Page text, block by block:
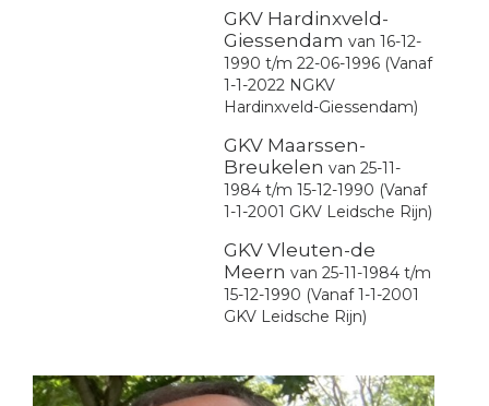
GKV Hardinxveld-
Giessendamvan 16-12-
1990 t/m 22-06-1996 (Vanaf
1-1-2022 NGKV
Hardinxveld-Giessendam)
GKV Maarssen-
Breukelenvan 25-11-
1984 t/m 15-12-1990 (Vanaf
1-1-2001 GKV Leidsche Rijn)
GKV Vleuten-de
Meernvan 25-11-1984 t/m
15-12-1990 (Vanaf 1-1-2001
GKV Leidsche Rijn)